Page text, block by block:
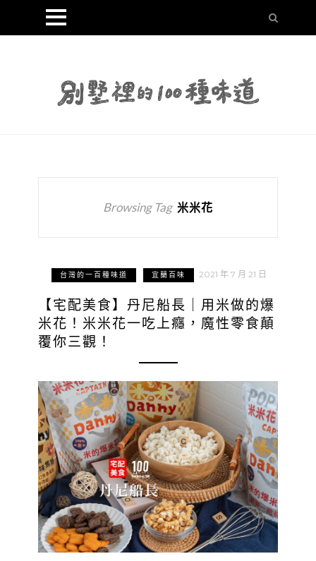
Browsing Tag 米米花
台灣的一百種味道 宜蘭百味 2021 年 7 月 21 日
【宅配美食】丹尼船長｜用米做的爆
米花！米米花一吃上癮，魔性零食顛
覆你三觀！